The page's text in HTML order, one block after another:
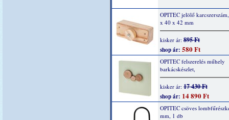
OPITEC jelölő
x 40 x 42 mm
kisker ár: 895 Ft
shop ár: 580 Ft
OPITEC felszerelés műhely
barkácskészlet,
kisker ár: 17 430 Ft
shop ár: 14 890 Ft
OPITEC csöves
mm, 1 db